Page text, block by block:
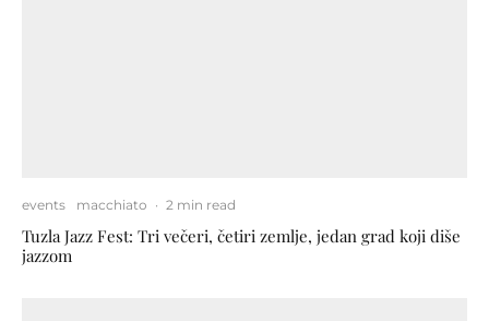
events macchiato · 2 min read
Tuzla Jazz Fest: Tri večeri, četiri zemlje, jedan grad koji diše
jazzom